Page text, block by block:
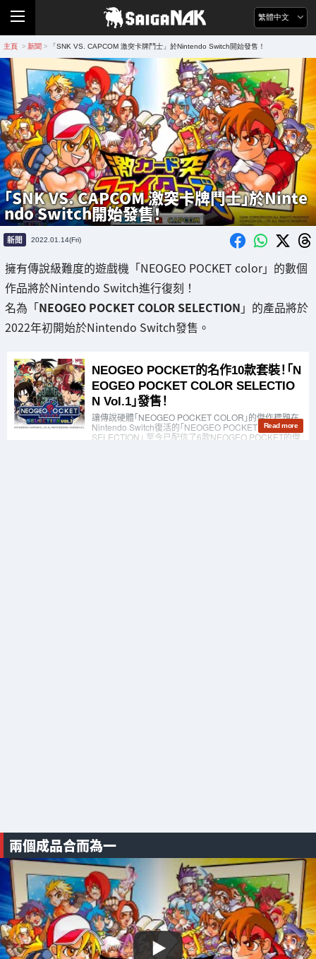
繁體中文
主頁 > 新聞 > 「SNK VS. CAPCOM 激突卡牌鬥士」於Nintendo Switch開始發售！
「SNK VS. CAPCOM 激突卡牌鬥士」於Ninte
ndo Switch開始發售！
新聞 2022.01.14(Fri)
擁有傳說級難度的遊戲機「NEOGEO POCKET color」的數個
作品將於Nintendo Switch進行復刻！
名為「NEOGEO POCKET COLOR SELECTION 」的產品將於
2022年初開始於Nintendo Switch發售。
兩個成品合而為一